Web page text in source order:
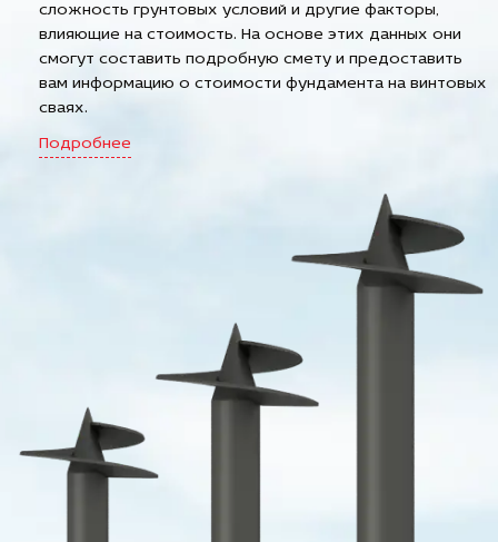
сложность грунтовых условий и другие факторы,
влияющие на стоимость. На основе этих данных они
смогут составить подробную смету и предоставить
вам информацию о стоимости фундамента на винтовых
сваях.
Подробнее